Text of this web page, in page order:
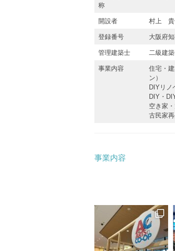
称
開設者 村上 貴
登録番号 大阪府
管理建築士 二級建
事業内容
住宅・
ン）
DIYリノ
DIY・
空き家
古民家
事業内容